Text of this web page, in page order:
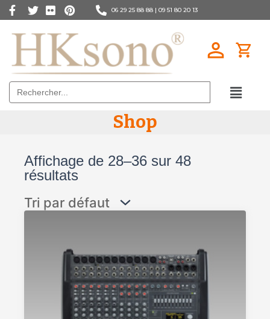
06 29 25 88 88 | 09 51 80 20 13
Search
for:
Shop
Affichage de 28–36 sur 48
résultats